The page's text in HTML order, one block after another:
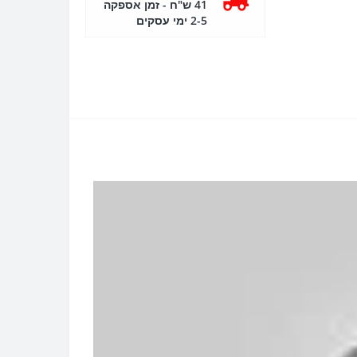
41 ש"ח - זמן אספקה
2-5 ימי עסקים